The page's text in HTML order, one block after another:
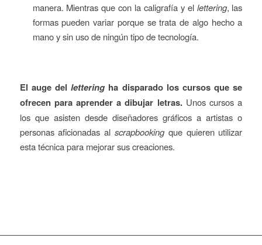
manera. Mientras que con la caligrafía y el lettering, las
formas pueden variar porque se trata de algo hecho a
mano y sin uso de ningún tipo de tecnología.
El auge del lettering ha disparado los cursos que se
ofrecen para aprender a dibujar letras.Unos cursos a
los que asisten desde diseñadores gráficos a artistas o
personas aficionadas al scrapbooking que quieren utilizar
esta técnica para mejorar sus creaciones.